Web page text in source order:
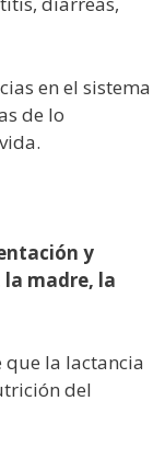
en el sistema
de lo
y
madre, la
que la lactancia
del